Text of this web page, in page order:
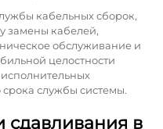
кабельных сборок,
замены кабелей,
обслуживание и
целостности
срока службы системы.
сдавливания в